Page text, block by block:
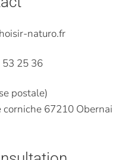
naturo.fr
25 36
postale)
corniche 67210 Obernai